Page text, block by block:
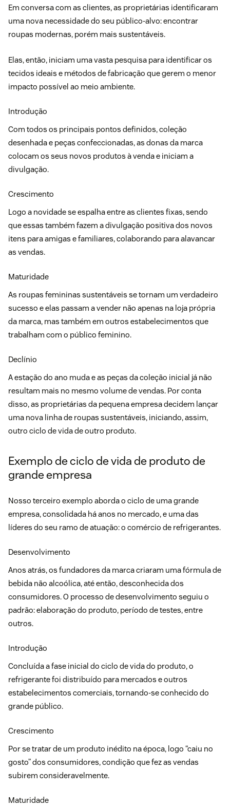
Em conversa com as clientes, as proprietárias identificaram
uma nova necessidade do seu público-alvo: encontrar
roupas modernas, porém mais sustentáveis.
Elas, então, iniciam uma vasta pesquisa para identificar os
tecidos ideais e métodos de fabricação que gerem o menor
impacto possível ao meio ambiente.
Introdução
Com todos os principais pontos definidos, coleção
desenhada e peças confeccionadas, as donas da marca
colocam os seus novos produtos à venda e iniciam a
divulgação.
Crescimento
Logo a novidade se espalha entre as clientes fixas, sendo
que essas também fazem a divulgação positiva dos novos
itens para amigas e familiares, colaborando para alavancar
as vendas.
Maturidade
As roupas femininas sustentáveis se tornam um verdadeiro
sucesso e elas passam a vender não apenas na loja própria
da marca, mas também em outros estabelecimentos que
trabalham com o público feminino.
Declínio
A estação do ano muda e as peças da coleção inicial já não
resultam mais no mesmo volume de vendas. Por conta
disso, as proprietárias da pequena empresa decidem lançar
uma nova linha de roupas sustentáveis, iniciando, assim,
outro ciclo de vida de outro produto.
Exemplo de ciclo de vida de produto de
grande empresa
Nosso terceiro exemplo aborda o ciclo de uma grande
empresa, consolidada há anos no mercado, e uma das
líderes do seu ramo de atuação: o comércio de refrigerantes.
Desenvolvimento
Anos atrás, os fundadores da marca criaram uma fórmula de
bebida não alcoólica, até então, desconhecida dos
consumidores. O processo de desenvolvimento seguiu o
padrão: elaboração do produto, período de testes, entre
outros.
Introdução
Concluída a fase inicial do ciclo de vida do produto, o
refrigerante foi distribuído para mercados e outros
estabelecimentos comerciais, tornando-se conhecido do
grande público.
Crescimento
Por se tratar de um produto inédito na época, logo “caiu no
gosto” dos consumidores, condição que fez as vendas
subirem consideravelmente.
Maturidade